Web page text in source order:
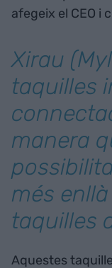
afegeix el CEO i
Xirau
taquilles
manera
més
taquilles
Aquestes